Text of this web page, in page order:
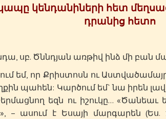
կենդանիների հետ
դրանից հետո
սբ. Ծննդյան առթիվ ինձ մի բան
որ Քրիստոսն ու
պահեն: Կարծում եմ` նա իրեն լավ
եզն ու իշուկը… «Ծանեաւ
– ասում է Եսայի մարգարեն (Ես.